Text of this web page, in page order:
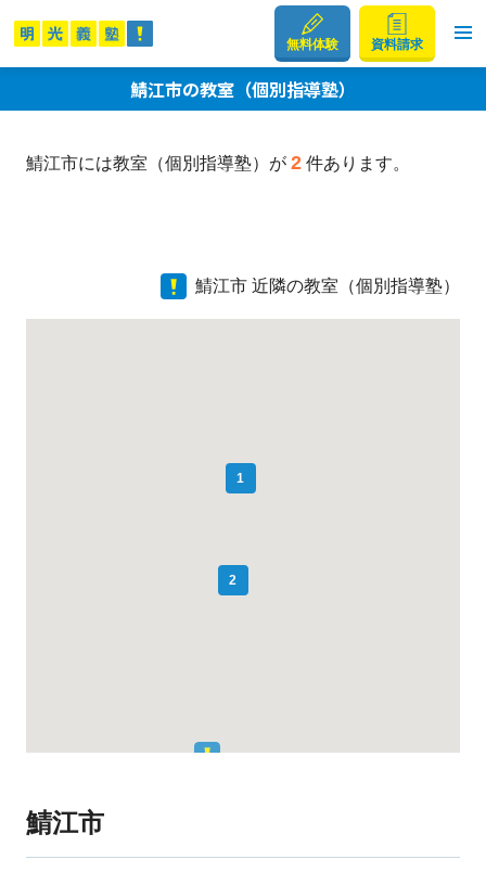
無料体験 資料請求
鯖江市の教室（個別指導塾）
鯖江市には教室（個別指導塾）が 2件あります。
鯖江市 近隣の教室（個別指導塾）
1
2
鯖江市